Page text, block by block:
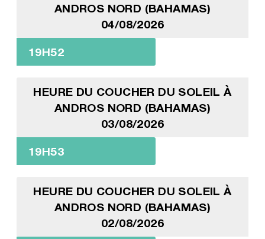
ANDROS NORD (BAHAMAS)
04/08/2026
19H52
HEURE DU COUCHER DU SOLEIL À
ANDROS NORD (BAHAMAS)
03/08/2026
19H53
HEURE DU COUCHER DU SOLEIL À
ANDROS NORD (BAHAMAS)
02/08/2026